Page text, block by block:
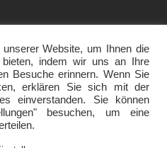
DSGVO
Impressum
Cookie-Richtlinie
Website, um Ihnen die
bieten, indem wir uns an Ihre
Besuche erinnern. Wenn Sie
erklären Sie sich mit der
einverstanden. Sie können
besuchen, um eine